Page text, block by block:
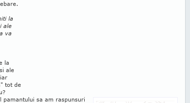
la
ale
va
la
ale
tot de
pamantului sa am raspunsuri